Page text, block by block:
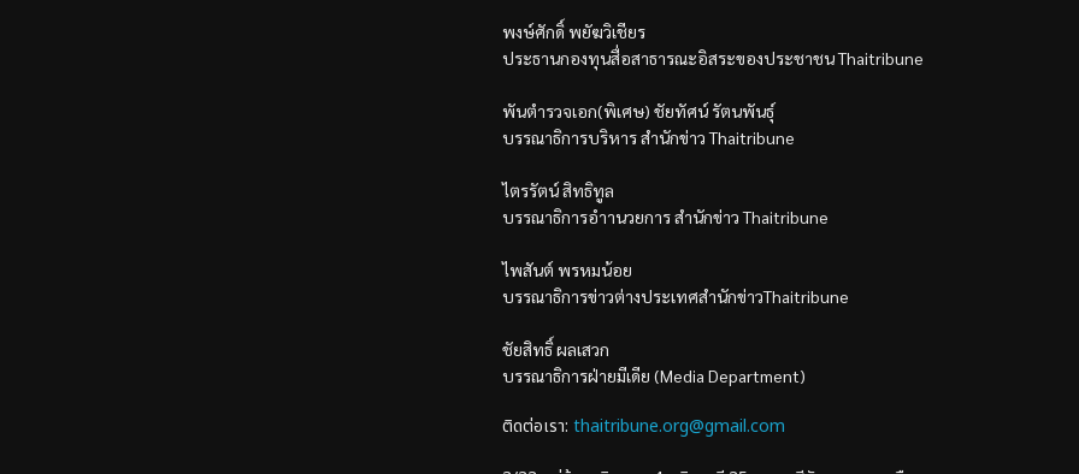
พงษ์ศักดิ์ พยัฆวิเชียร
ประธานกองทุนสื่อสาธารณะอิสระของประชาชน Thaitribune
พันตำรวจเอก(พิเศษ) ชัยทัศน์ รัตนพันธุ์
บรรณาธิการบริหาร สำนักข่าว Thaitribune
ไตรรัตน์ สิทธิทูล
บรรณาธิการอำานวยการ สำนักข่าว Thaitribune
ไพสันต์ พรหมน้อย
บรรณาธิการข่าวต่างประเทศสำนักข่าวThaitribune
ชัยสิทธิ์ ผลเสวก
บรรณาธิการฝ่ายมีเดีย (Media Department)
ติดต่อเรา: thaitribune.org@gmail.com